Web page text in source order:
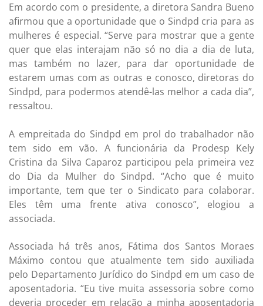
Em acordo com o presidente, a diretora Sandra Bueno
afirmou que a oportunidade que o Sindpd cria para as
mulheres é especial. “Serve para mostrar que a gente
quer que elas interajam não só no dia a dia de luta,
mas também no lazer, para dar oportunidade de
estarem umas com as outras e conosco, diretoras do
Sindpd, para podermos atendê-las melhor a cada dia”,
ressaltou.
A empreitada do Sindpd em prol do trabalhador não
tem sido em vão. A funcionária da Prodesp Kely
Cristina da Silva Caparoz participou pela primeira vez
do Dia da Mulher do Sindpd. “Acho que é muito
importante, tem que ter o Sindicato para colaborar.
Eles têm uma frente ativa conosco”, elogiou a
associada.
Associada há três anos, Fátima dos Santos Moraes
Máximo contou que atualmente tem sido auxiliada
pelo Departamento Jurídico do Sindpd em um caso de
aposentadoria. “Eu tive muita assessoria sobre como
deveria proceder em relação a minha aposentadoria